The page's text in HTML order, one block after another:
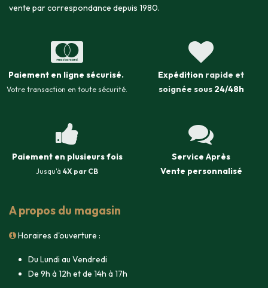
vente par correspondance depuis 1980.
Paiement en ligne sécurisé.
Votre transaction en toute sécurité.
Expédition rapide et
soignée sous 24/48h
Paiement en plusieurs fois
Jusqu'à 4X par CB
Service Après
Vente personnalisé
A propos du magasin
Horaires d'ouverture :
Du Lundi au Vendredi
De 9h à 12h et de 14h à 17h